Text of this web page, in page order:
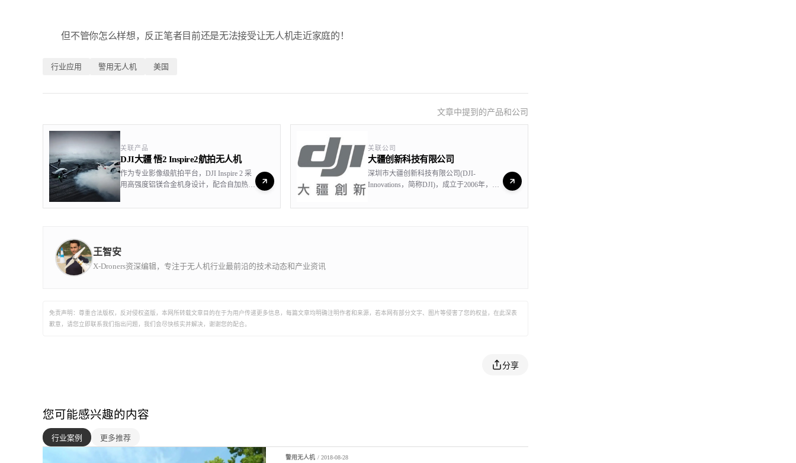
但不管你怎么样想，反正笔者目前还是无法接受让无人机走近家庭的！
行业应用 警用无人机 美国
文章中提到的产品和公司
关联产品
DJI大疆 悟2 Inspire2航拍无人机
作为专业影像级航拍平台，DJI Inspire 2 采
用高强度铝镁合金机身设计，配合自加热双
保了在低温极端环境下的可靠电力供应。该
工业级的后期调色需求。其动力系统表现出
色，最高飞行速度可达 94 公里/小时，最大
上方红外感知系统以及 IMU 等关键传感器
的冗余设计，构建了全方位的智能避障体
关联公司
大疆创新科技有限公司
深圳市大疆创新科技有限公司(DJI-
Innovations，简称DJI)，成立于2006年，是
决方案的研发和生产商，客户遍布全球100
王智安
X-Droners资深编辑，专注于无人机行业最前沿的技术动态和产业资讯
免责声明：尊重合法版权，反对侵权盗版，本网所转载文章目的在于为用户传递更多信息，每篇文章均明确注明作者和来源，若本网有部分文字、图片等侵害了您的权益，在此深表
歉意，请您立即联系我们指出问题，我们会尽快核实并解决，谢谢您的配合。
分享
您可能感兴趣的内容
行业案例 更多推荐
警用无人机 / 2018-08-28